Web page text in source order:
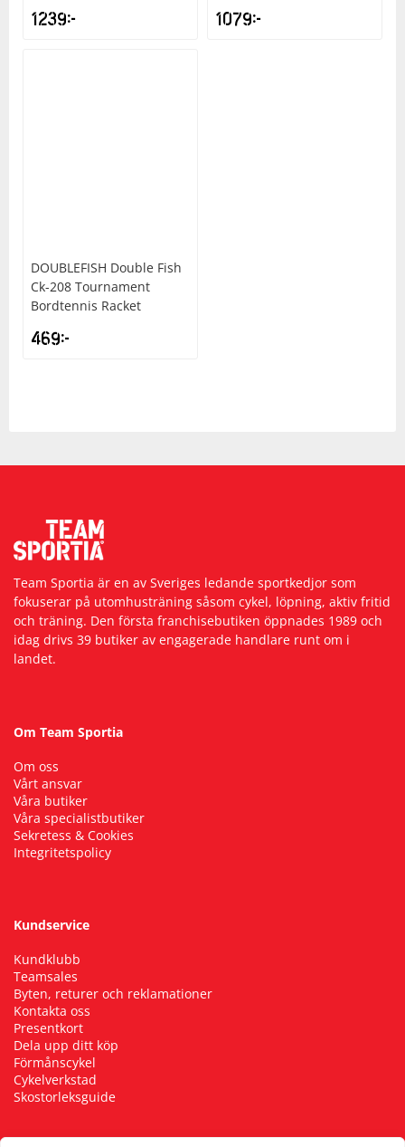
1239kr 1079kr
DOUBLEFISH Double Fish
Ck-208 Tournament
Bordtennis Racket
469kr
Team Sportia är en av Sveriges ledande sportkedjor som
fokuserar på utomhusträning såsom cykel, löpning, aktiv fritid
och träning. Den första franchisebutiken öppnades 1989 och
idag drivs 39 butiker av engagerade handlare runt om i
landet.
Om Team Sportia
Om oss
Vårt ansvar
Våra butiker
Våra specialistbutiker
Sekretess & Cookies
Integritetspolicy
Kundservice
Kundklubb
Teamsales
Byten, returer och reklamationer
Kontakta oss
Presentkort
Dela upp ditt köp
Förmånscykel
Cykelverkstad
Skostorleksguide